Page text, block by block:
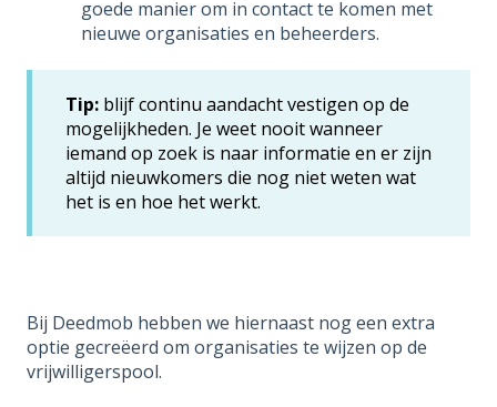
goede manier om in contact te komen met
nieuwe organisaties en beheerders.
Tip: blijf continu aandacht vestigen op de
mogelijkheden. Je weet nooit wanneer
iemand op zoek is naar informatie en er zijn
altijd nieuwkomers die nog niet weten wat
het is en hoe het werkt.
Bij Deedmob hebben we hiernaast nog een extra
optie gecreëerd om organisaties te wijzen op de
vrijwilligerspool.